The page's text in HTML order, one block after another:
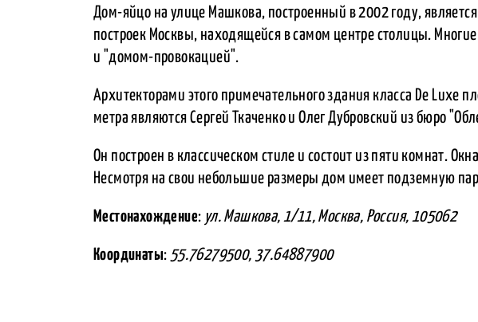
Дом-яйцо на улице Машкова, построенный в 2002 году,
построек Москвы, находящейся в самом центре столицы.
и "домом-провокацией".
Архитекторами этого примечательного здания класса De Luxe
метра являются Сергей Ткаченко и Олег Дубровский из бюро
Он построен в классическом стиле и состоит из пяти комнат.
Несмотря на свои небольшие размеры дом имеет подземную
Местонахождение: ул. Машкова, 1/11, Москва, Россия, 105062
Координаты: 55.76279500, 37.64887900